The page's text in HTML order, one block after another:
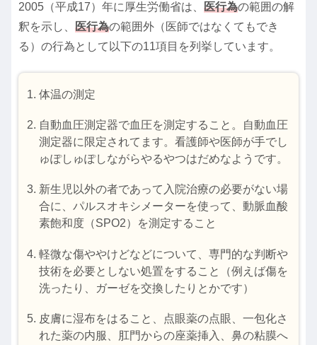
2005（平成17）年に厚生労働省は、 医行為の範囲の解
釈を示し、 医行為の範囲外（医師ではなくてもでき
る）の行為として以下の11項目を列挙しています。
体温の測定
自動血圧測定器で血圧を測定すること。自動血圧
測定器に限定されてます。看護師や医師が手でし
ゅぽしゅぽしながらやるやつはだめなようです。
新生児以外の者であって入院治療の必要がない場
合に、パルスオキシメーターを使って、動脈血酸
素飽和度（SPO2）を測定すること
軽微な傷ややけどなどについて、専門的な判断や
技術を必要としない処置をすること（例えば傷を
洗ったり、ガーゼを交換したりとかです）
皮膚に湿布をはること、点眼薬の点眼、一包化さ
れた薬の内服、肛門からの座薬挿入、鼻の粘膜へ